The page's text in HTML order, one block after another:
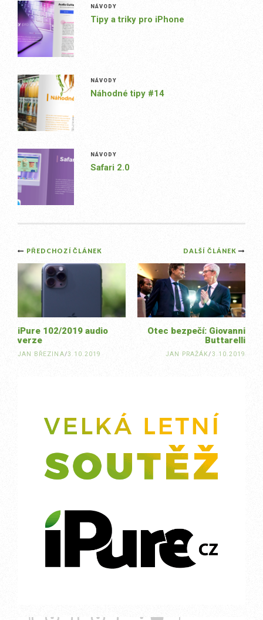
NÁVODY
Tipy a triky pro iPhone
NÁVODY
Náhodné tipy #14
NÁVODY
Safari 2.0
Post
navigation
DALŠÍ ČLÁNEK
Otec bezpečí: Giovanni
Buttarelli
JAN PRAŽÁK/3.10.2019
PŘEDCHOZÍ ČLÁNEK
iPure 102/2019 audio
verze
JAN BŘEZINA/3.10.2019